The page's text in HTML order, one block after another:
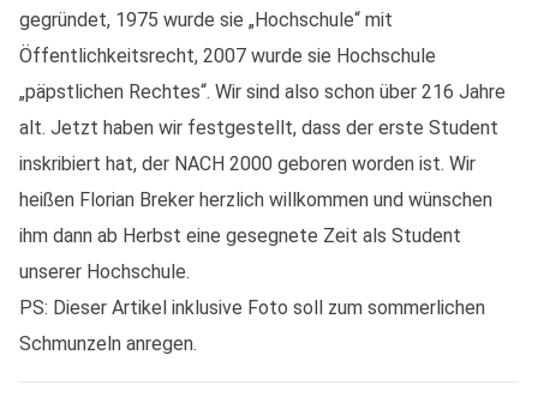
gegründet, 1975 wurde sie „Hochschule“ mit
Öffentlichkeitsrecht, 2007 wurde sie Hochschule
„päpstlichen Rechtes“. Wir sind also schon über 216 Jahre
alt. Jetzt haben wir festgestellt, dass der erste Student
inskribiert hat, der NACH 2000 geboren worden ist. Wir
heißen Florian Breker herzlich willkommen und wünschen
ihm dann ab Herbst eine gesegnete Zeit als Student
unserer Hochschule.
PS: Dieser Artikel inklusive Foto soll zum sommerlichen
Schmunzeln anregen.